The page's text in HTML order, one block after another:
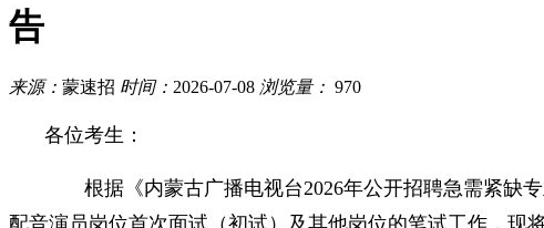
告
来源： 蒙速招 时间： 2026-07-08 浏览量： 970
各位考生：
根据《内蒙古广播电视台2026年公开招聘急需紧缺专
配音演员岗位首次面试（初试）及其他岗位的笔试工作，现